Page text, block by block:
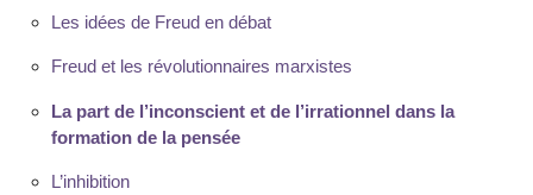
Les idées de Freud en débat
Freud et les révolutionnaires marxistes
La part de l’inconscient et de l’irrationnel dans la
formation de la pensée
L’inhibition